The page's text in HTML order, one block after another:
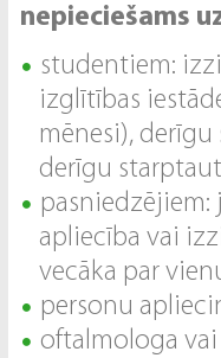
nepieciešams
studentiem:
izglītības
mēnesi),
derīgu
pasniedzējiem:
apliecība vai
vecāka par
personu
oftalmologa